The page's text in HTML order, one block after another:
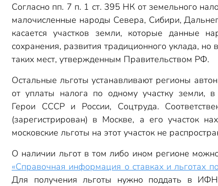
Согласно пп. 7 п. 1 ст. 395 НК от земельного
малочисленные народы Севера, Сибири,
касается участков земли, которые данные
сохранения, развития традиционного уклада, но
таких мест, утвержденным Правительством РФ.
Остальные льготы устанавливают регионы
от уплаты налога по одному участку земли, в
Герои СССР и России, Соцтруда.
(зарегистрирован) в Москве, а его участок
московские льготы на этот участок не
О наличии льгот в том либо ином регионе
«Справочная информация о ставках и льготах
Для получения льготы нужно поддать в